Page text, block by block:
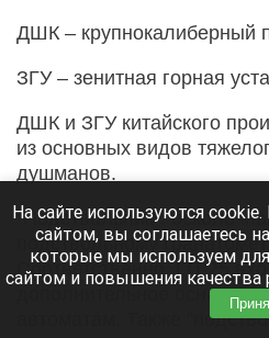
ДШК – крупнокалиберный
ЗГУ – зенитная горная
ДШК и ЗГУ китайского
из основных видов
душманов.
"Подствольник":
подствольному
Соответственно, ГП-25
дополнительное
автоматам. Также
На сайте используются
сайтом, вы соглашаетесь
которые мы используем
сайтом и повышения качества